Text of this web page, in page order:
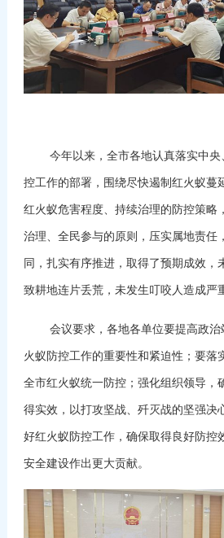
今年以来，全市各地认真落实中央
控工作的部署，围绕尽快遏制红火蚁蔓
红火蚁危害程度、持续治理的防控策略
治理、全民参与的原则，压实属地责任
同，扎实有序推进，取得了预期成效，
致耕地连片丢荒，未发生叮咬人造成
会议要求，各地各单位要提高政治
火蚁防控工作的重要性和紧迫性；要落
全市红火蚁统一防控；强化组织领导，
得实效，以打攻坚战、歼灭战的坚强决
好红火蚁防控工作，确保取得良好防控
安全建设作出更大贡献。